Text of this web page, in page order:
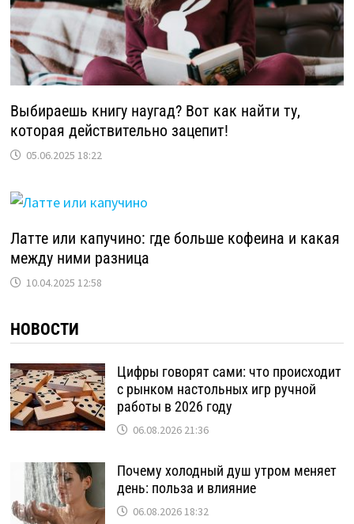
Выбираешь книгу наугад? Вот как найти ту,
которая действительно зацепит!
05.06.2025 18:22
Латте или капучино: где больше кофеина и какая
между ними разница
10.04.2025 12:58
НОВОСТИ
Цифры говорят сами: что происходит
с рынком настольных игр ручной
работы в 2026 году
06.08.2026 21:36
Почему холодный душ утром меняет
день: польза и влияние
06.08.2026 18:32